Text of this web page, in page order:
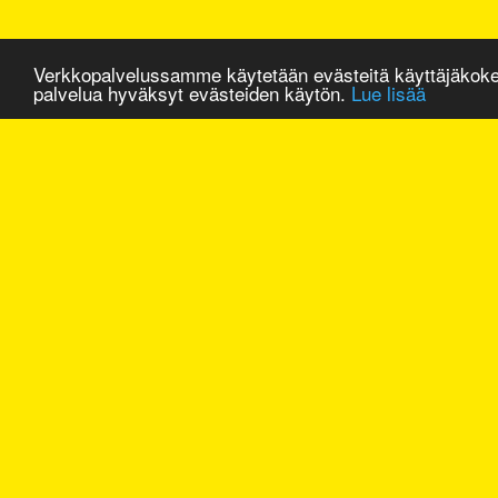
Verkkopalvelussamme käytetään evästeitä
palvelua hyväksyt evästeiden käytön. Lue lisää